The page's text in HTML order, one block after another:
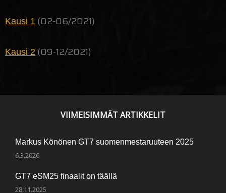
Kausi 1 (02-06/2021)
Kausi 2 (09-12/2021)
VIIMEISIMMÄT ARTIKKELIT
Markus Könönen GT7 suomenmestaruuteen 2025
6.3.2026
GT7 eSM25 finaalit on täällä
28.11.2025